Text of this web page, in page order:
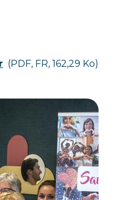
(PDF, FR, 162,29 Ko)